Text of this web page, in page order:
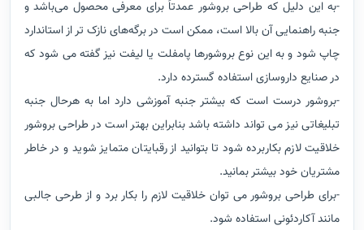
-به این دلیل که طراحی بروشور عمدتاً برای معرفی محصول می‌باشد و
جنبه راهنمایی آن بالا است، ممکن است در برگه‌های نازک تر از استاندارد
چاپ شود و به این نوع بروشورها پامفلت یا لیفت نیز گفته می شود که
در صنایع داروسازی استفاده گسترده دارد.
-بروشور درست است که بیشتر جنبه آموزشی دارد اما به هرحال جنبه
تبلیغاتی نیز می تواند داشته باشد بنابراین بهتر است در طراحی بروشور
خلاقیت لازم بکاربرده شود تا بتوانید از رقبایتان متمایز شوید و در خاطر
مشتریان خود بیشتر بمانید.
-برای طراحی بروشور می توان خلاقیت لازم را بکار برد و از طرحی جالبی
مانند آکاردئونی استفاده شود.